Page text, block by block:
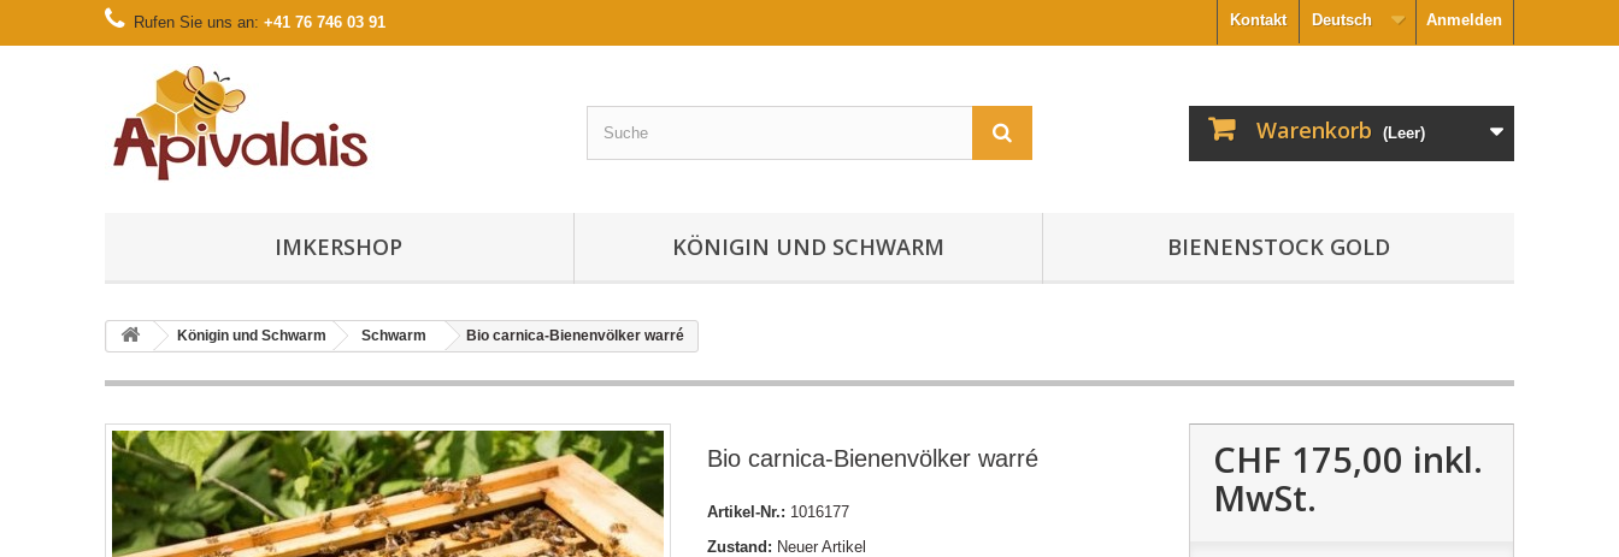
Anmelden
Deutsch
Kontakt
Rufen Sie uns an: +41 76 746 03 91
Warenkorb (Leer)
IMKERSHOP KÖNIGIN UND SCHWARM BIENENSTOCK GOLD
Königin und Schwarm Schwarm Bio carnica-Bienenvölker warré
Bio carnica-Bienenvölker warré
Artikel-Nr.: 1016177
Zustand: Neuer Artikel
CHF 175,00 inkl.
MwSt.